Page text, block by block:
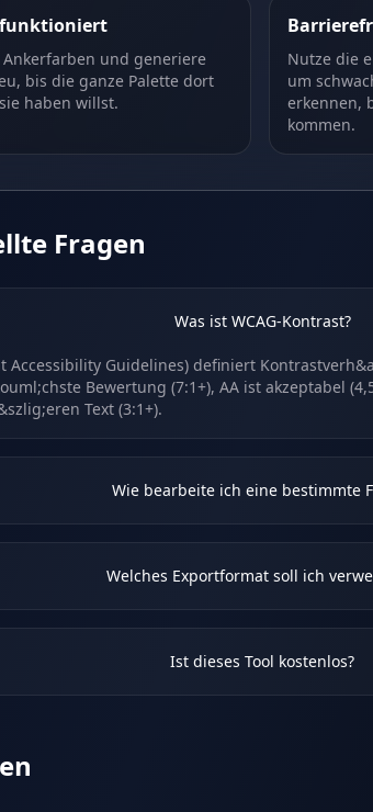
funktioniert
Ankerfarben und generiere
bis die ganze Palette dort
haben willst.
Nutze die
um
erkennen,
kommen.
Fragen
Was ist WCAG-Kontrast?
Accessibility Guidelines) definiert
Bewertung (7:1+), AA ist akzeptabel
Text (3:1+).
Wie bearbeite ich eine bestimmte
Welches Exportformat soll ich
Ist dieses Tool kostenlos?